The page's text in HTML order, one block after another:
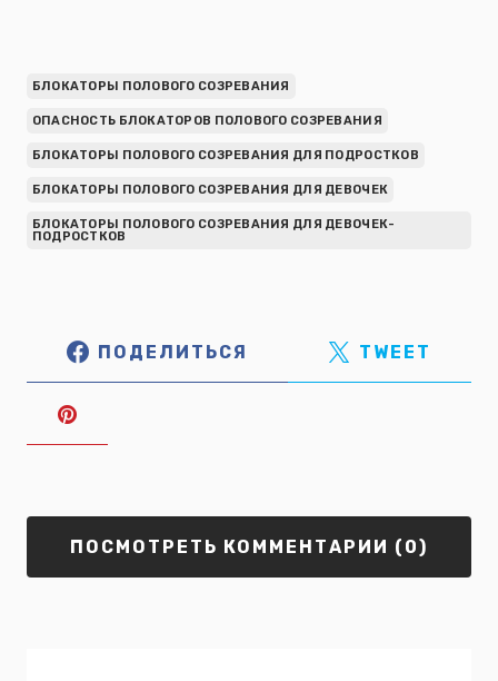
БЛОКАТОРЫ ПОЛОВОГО СОЗРЕВАНИЯ
ОПАСНОСТЬ БЛОКАТОРОВ ПОЛОВОГО СОЗРЕВАНИЯ
БЛОКАТОРЫ ПОЛОВОГО СОЗРЕВАНИЯ ДЛЯ ПОДРОСТКОВ
БЛОКАТОРЫ ПОЛОВОГО СОЗРЕВАНИЯ ДЛЯ ДЕВОЧЕК
БЛОКАТОРЫ ПОЛОВОГО СОЗРЕВАНИЯ ДЛЯ ДЕВОЧЕК-
ПОДРОСТКОВ
ПОДЕЛИТЬСЯ TWEET
ПОСМОТРЕТЬ КОММЕНТАРИИ (0)